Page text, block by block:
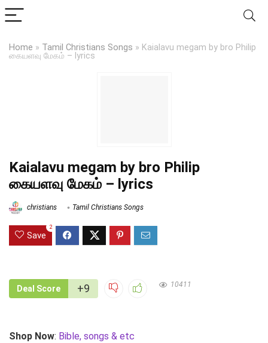
Home » Tamil Christians Songs » Kaialavu megam by bro Philip
கையளவு மேகம் – lyrics
Kaialavu megam by bro Philip
கையளவு மேகம் – lyrics
christians Tamil Christians Songs
Save
2
Deal Score +9 10411
Shop Now: Bible, songs & etc